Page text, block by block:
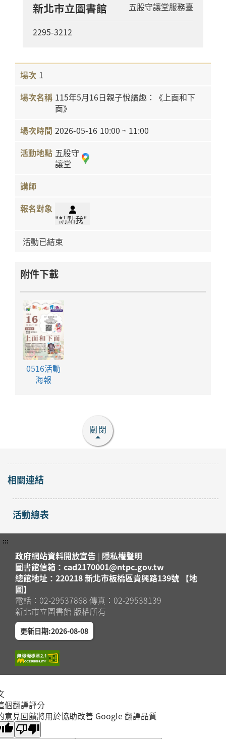
新北市立圖書館 五股守讓堂服務臺
2295-3212
1
115年5月16日親子悅讀趣：《上面和下
面》
2026-05-16 10:00 ~ 11:00
五股守
讓堂
"請點我"
活動已結束
附件下載
0516活動
海報
關閉
相關連結
活動總表
:::
政府網站資料開放宣告 | 隱私權聲明
圖書館信箱：cad2170001@ntpc.gov.tw
總館地址：220218 新北市板橋區貴興路139號 【地
圖】
電話：02-29537868 傳真：02-29538139
新北市立圖書館 版權所有
更新日期:2026-08-08
個翻譯評分
意見回饋將用於協助改善 Google 翻譯品質